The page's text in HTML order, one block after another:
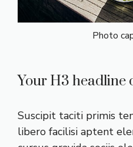
Photo
Your H3 headline
Suscipit taciti primis
libero facilisi aptent